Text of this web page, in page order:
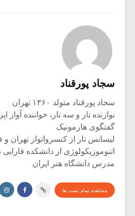
سجاد پورقناد
سجاد پورقناد متولد ۱۳۶۰ تهران
نوازنده تار و سه تار، خواننده آواز
گفتگوی هارمونیک
لیسانس تار از کنسرواتوار تهران
اتنوموزیکولوژی از دانشکده
مدرس دانشگاه هنر ایران
مشاهده تمام پست ها